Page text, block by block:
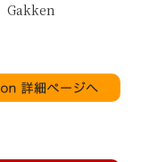
Gakken